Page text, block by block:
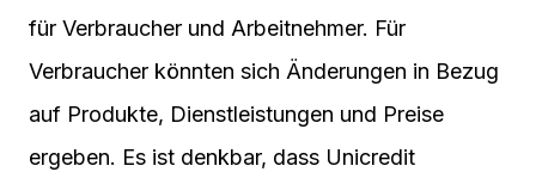
für Verbraucher und Arbeitnehmer. Für
Verbraucher könnten sich Änderungen in Bezug
auf Produkte, Dienstleistungen und Preise
ergeben. Es ist denkbar, dass Unicredit